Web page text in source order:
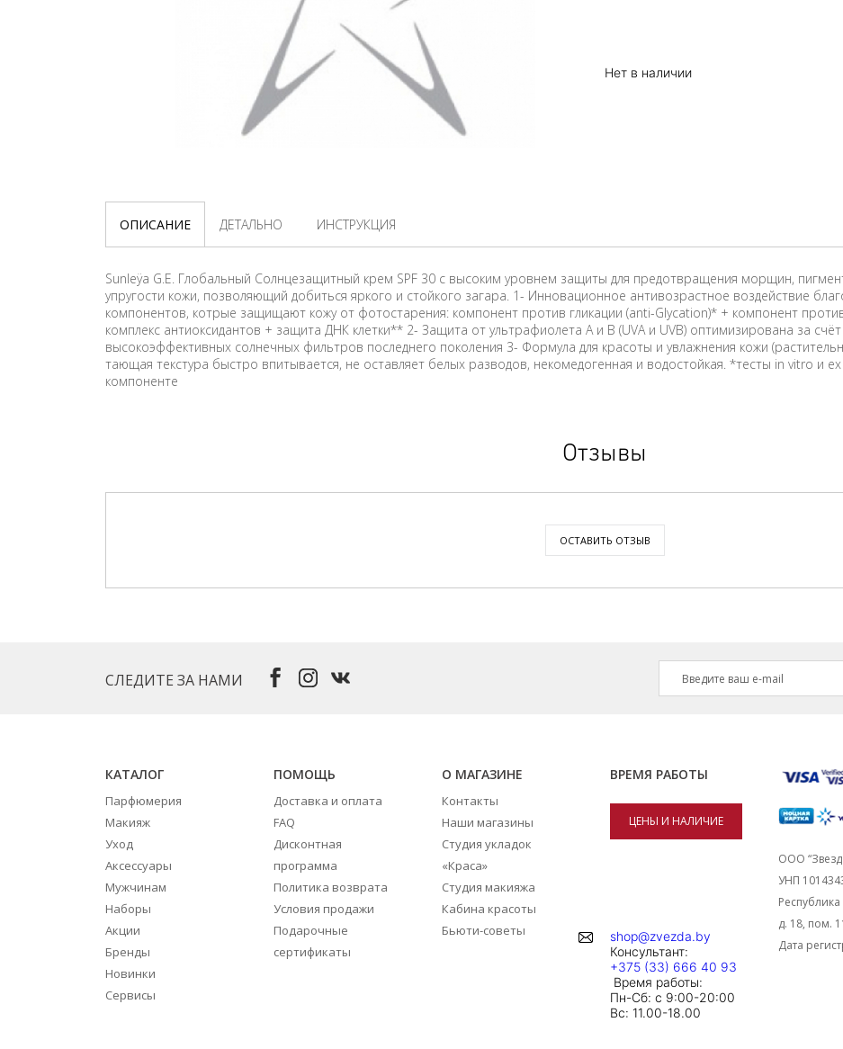
Нет в наличии
ОПИСАНИЕ ДЕТАЛЬНО ИНСТРУКЦИЯ
Sunleÿa G.E. Глобальный Солнцезащитный крем SPF 30 с высоким уровнем защиты для предотвращения морщин,
упругости кожи, позволяющий добиться яркого и стойкого загара. 1- Инновационное антивозрастное воздействие
компонентов, котрые защищают кожу от фотостарения: компонент против гликации (anti-Glycation)* + компонент
комплекс антиоксидантов + защита ДНК клетки** 2- Защита от ультрафиолета А и В (UVA и UVB) оптимизирована за
высокоэффективных солнечных фильтров последнего поколения 3- Формула для красоты и увлажнения кожи
тающая текстура быстро впитывается, не оставляет белых разводов, некомедогенная и водостойкая. *тесты in vitro и
компоненте
Отзывы
ОСТАВИТЬ ОТЗЫВ
СЛЕДИТЕ ЗА НАМИ
КАТАЛОГ
Парфюмерия
Макияж
Уход
Аксессуары
Мужчинам
Наборы
Акции
Бренды
Новинки
Сервисы
ПОМОЩЬ
Доставка и оплата
FAQ
Дисконтная
программа
Политика возврата
Условия продажи
Подарочные
сертификаты
О МАГАЗИНЕ
Контакты
Наши магазины
Студия укладок
«Краса»
Студия макияжа
Кабина красоты
Бьюти-советы
ВРЕМЯ РАБОТЫ
ЦЕНЫ И НАЛИЧИЕ
shop@zvezda.by
Консультант:
+375 (33) 666 40 93
Время работы:
Пн-Сб: с 9:00-20:00
Вc: 11.00-18.00
ООО
УНП
д. 18, пом.
Дата